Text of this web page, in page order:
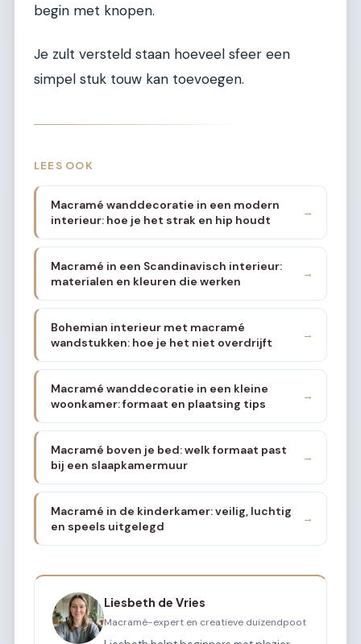
begin met knopen.
Je zult versteld staan hoeveel sfeer een
simpel stuk touw kan toevoegen.
LEES OOK
Macramé wanddecoratie in een modern
interieur: hoe je het strak en hip houdt
→
Macramé in een Scandinavisch interieur:
materialen en kleuren die werken
→
Bohemian interieur met macramé
wandstukken: hoe je het niet overdrijft
→
Macramé wanddecoratie in een kleine
woonkamer: formaat en plaatsing tips
→
Macramé boven je bed: welk formaat past
bij een slaapkamermuur
→
Macramé in de kinderkamer: veilig, luchtig
en speels uitgelegd
→
Liesbeth de Vries
Macramé-expert en creatieve duizendpoot